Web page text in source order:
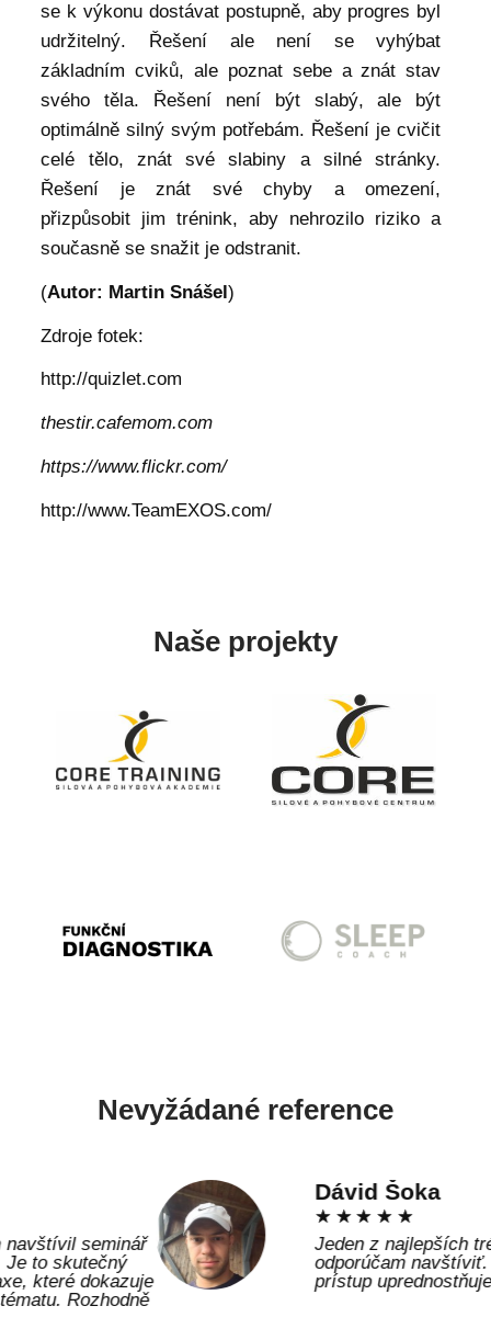
se k výkonu dostávat postupně, aby progres byl
udržitelný. Řešení ale není se vyhýbat
základním cviků, ale poznat sebe a znát stav
svého těla. Řešení není být slabý, ale být
optimálně silný svým potřebám. Řešení je cvičit
celé tělo, znát své slabiny a silné stránky.
Řešení je znát své chyby a omezení,
přizpůsobit jim trénink, aby nehrozilo riziko a
současně se snažit je odstranit.
(Autor: Martin Snášel)
Zdroje fotek:
http://quizlet.com
thestir.cafemom.com
https://www.flickr.com/
http://www.TeamEXOS.com/
Naše projekty
Nevyžádané reference
Dávid Šoka
☆
☆
☆
☆
☆
Jeden z najlepších trénerov v ČR určite
odporúčam navštíviť. Tak komplexný
prístup uprednostňuje len málokto